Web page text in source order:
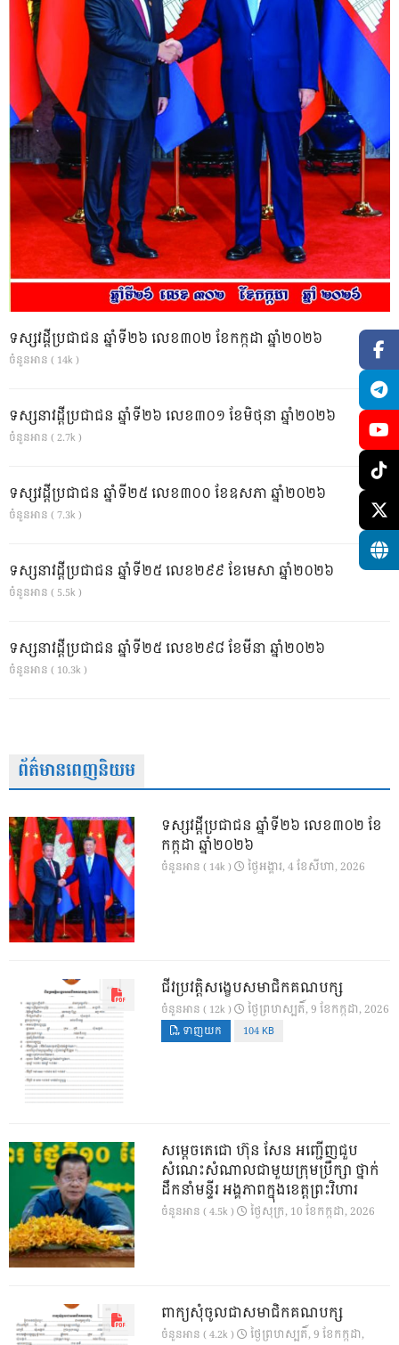
ទស្សវដ្តីប្រជាជន ឆ្នាំទី២៦ លេខ៣០២ ខែកក្កដា ឆ្នាំ២០២៦
ចំនួនអាន ( 14k )
ទស្សនាវដ្ដីប្រជាជន ឆ្នាំទី២៦ លេខ៣០១ ខែមិថុនា ឆ្នាំ២០២៦
ចំនួនអាន ( 2.7k )
ទស្សវដ្តីប្រជាជន ឆ្នាំទី២៥ លេខ៣០០ ខែឧសភា ឆ្នាំ២០២៦
ចំនួនអាន ( 7.3k )
ទស្សនាវដ្ដីប្រជាជន ឆ្នាំទី២៥ លេខ២៩៩ ខែមេសា ឆ្នាំ២០២៦
ចំនួនអាន ( 5.5k )
ទស្សនាវដ្ដីប្រជាជន ឆ្នាំទី២៥ លេខ២៩៨ ខែមីនា ឆ្នាំ២០២៦
ចំនួនអាន ( 10.3k )
ព័ត៌មានពេញនិយម
ទស្សវដ្តីប្រជាជន ឆ្នាំទី២៦ លេខ៣០២ ខែ
កក្កដា ឆ្នាំ២០២៦
ចំនួនអាន ( 14k ) ថ្ងៃ​អង្គារ, 4 ខែ​សីហា, 2026
ជីវប្រវត្តិសង្ខេបសមាជិកគណបក្ស
ចំនួនអាន ( 12k ) ថ្ងៃ​ព្រហស្បតិ៍, 9 ខែ​កក្កដា, 2026
ទាញយក 104 KB
សម្តេចតេជោ ហ៊ុន សែន អញ្ជើញជួប
សំណេះសំណាលជាមួយក្រុមប្រឹក្សា ថ្នាក់
ដឹកនាំមន្ទីរ អង្គភាពក្នុងខេត្តព្រះវិហារ
ចំនួនអាន ( 4.5k ) ថ្ងៃ​សុក្រ, 10 ខែ​កក្កដា, 2026
ពាក្យសុំចូលជាសមាជិកគណបក្ស
ចំនួនអាន ( 4.2k ) ថ្ងៃ​ព្រហស្បតិ៍, 9 ខែ​កក្កដា,